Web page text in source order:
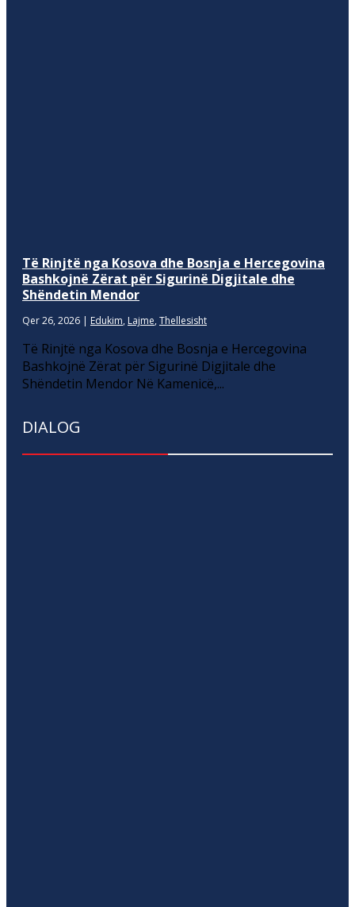
Të Rinjtë nga Kosova dhe Bosnja e Hercegovina
Bashkojnë Zërat për Sigurinë Digjitale dhe
Shëndetin Mendor
Qer 26, 2026 | Edukim, Lajme, Thellesisht
Të Rinjtë nga Kosova dhe Bosnja e Hercegovina
Bashkojnë Zërat për Sigurinë Digjitale dhe
Shëndetin Mendor Në Kamenicë,...
DIALOG